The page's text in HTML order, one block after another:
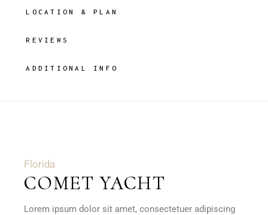
LOCATION & PLAN
REVIEWS
ADDITIONAL INFO
Florida
COMET YACHT
Lorem ipsum dolor sit amet, consectetuer adipiscing